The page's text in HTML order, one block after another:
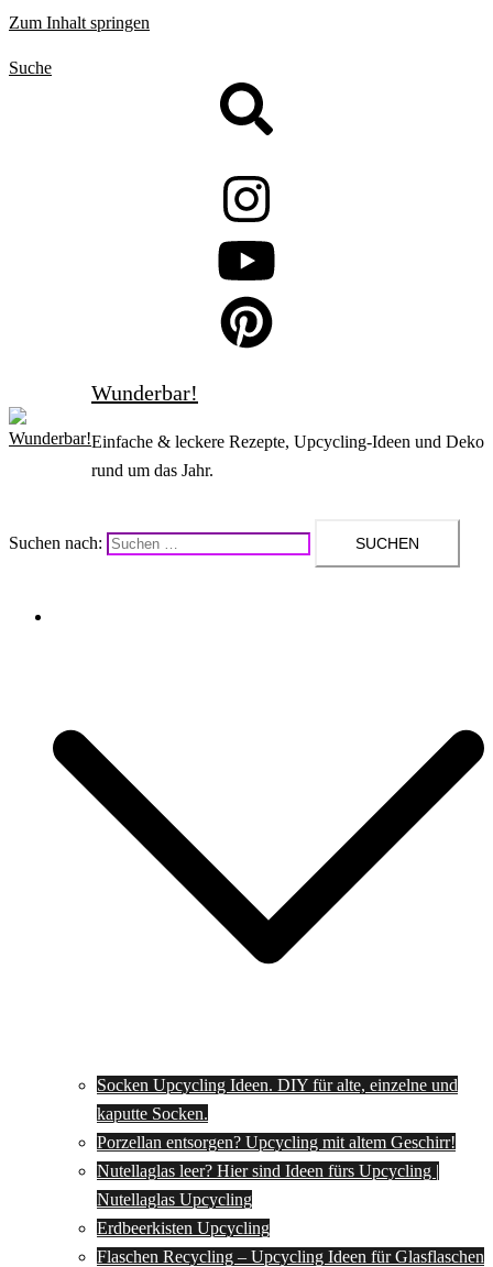
Zum Inhalt springen
Suche
Wunderbar!
Einfache & leckere Rezepte, Upcycling-Ideen und Deko
rund um das Jahr.
Suchen nach:
Socken Upcycling Ideen. DIY für alte, einzelne und
kaputte Socken.
Porzellan entsorgen? Upcycling mit altem Geschirr!
Nutellaglas leer? Hier sind Ideen fürs Upcycling |
Nutellaglas Upcycling
Erdbeerkisten Upcycling
Flaschen Recycling – Upcycling Ideen für Glasflaschen